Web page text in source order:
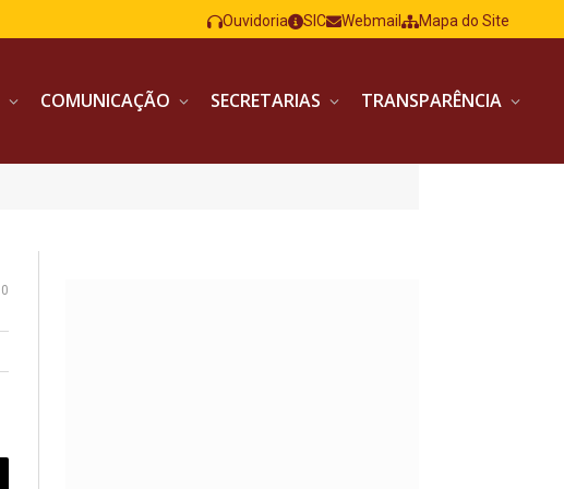
Ouvidoria SIC Webmail Mapa do Site
COMUNICAÇÃO SECRETARIAS TRANSPARÊNCIA
0